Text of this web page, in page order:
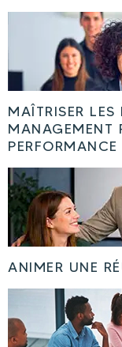
MAÎTRISER
MANAGEMENT
ANIMER UNE